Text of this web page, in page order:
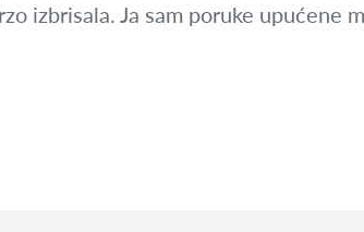
izbrisala. Ja sam poruke upućene